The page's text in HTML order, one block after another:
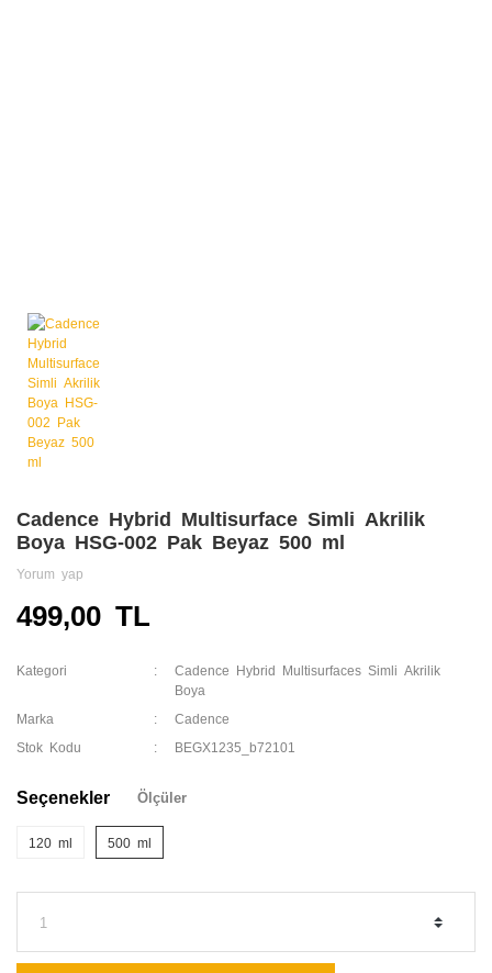
Cadence Hybrid Multisurface Simli Akrilik
Boya HSG-002 Pak Beyaz 500 ml
Yorum yap
499,00 TL
Kategori
Cadence Hybrid Multisurfaces Simli Akrilik
Boya
Marka Cadence
Stok Kodu BEGX1235_b72101
Seçenekler Ölçüler
120 ml 500 ml